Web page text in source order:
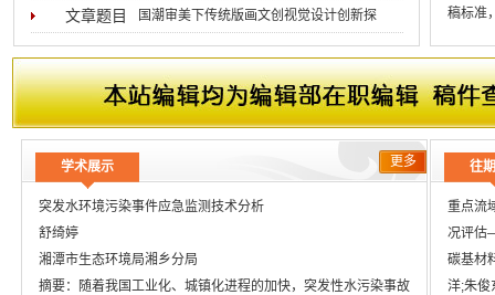
2026-07-16
国潮审美下传统版画文创视觉设计创新探
文章题目
2026-07-02
稿标准
往
重点流
况评估
碳基材
洋;朱俊
学术展示 更多
突发水环境污染事件应急监测技术分析
舒绮婷
湘潭市生态环境局湘乡分局
摘要：随着我国工业化、城镇化进程的加快，突发性水污染事故